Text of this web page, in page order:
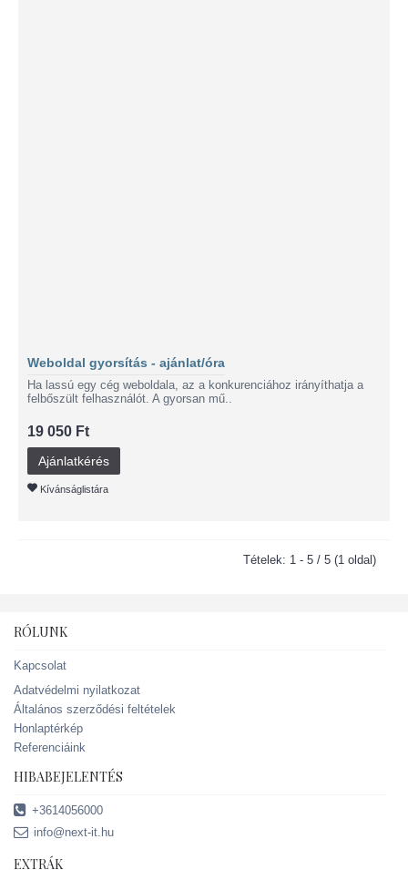
Weboldal gyorsítás - ajánlat/óra
Ha lassú egy cég weboldala, az a konkurenciához irányíthatja a
felbőszült felhasználót. A gyorsan mű..
19 050 Ft
Ajánlatkérés
Kívánságlistára
Tételek: 1 - 5 / 5 (1 oldal)
RÓLUNK
Kapcsolat
Adatvédelmi nyilatkozat
Általános szerződési feltételek
Honlaptérkép
Referenciáink
HIBABEJELENTÉS
+3614056000
info@next-it.hu
EXTRÁK